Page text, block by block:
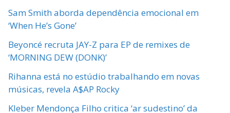
Sam Smith aborda dependência emocional em
‘When He’s Gone’
Beyoncé recruta JAY-Z para EP de remixes de
‘MORNING DEW (DONK)’
Rihanna está no estúdio trabalhando em novas
músicas, revela A$AP Rocky
Kleber Mendonça Filho critica ‘ar sudestino’ da